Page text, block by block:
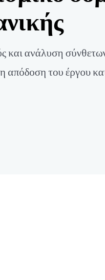
και ανάλυση
απόδοση του έργου